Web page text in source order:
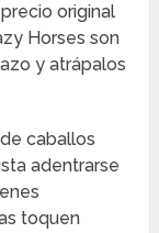
original
Horses son
y atrápalos
caballos
adentrarse
toquen